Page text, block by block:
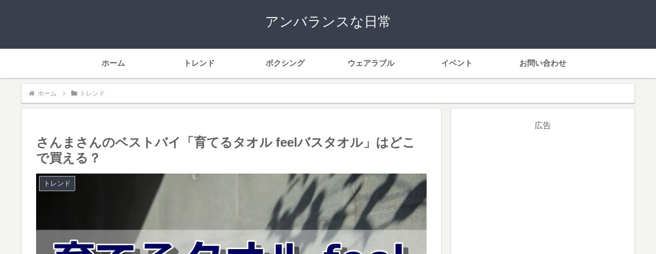
アンバランスな日常
ホーム トレンド ボクシング ウェアラブル イベント お問い合わせ
ホーム トレンド
さんまさんのベストバイ「育てるタオル feelバスタオル」はどこ
で買える？
トレンド
広告